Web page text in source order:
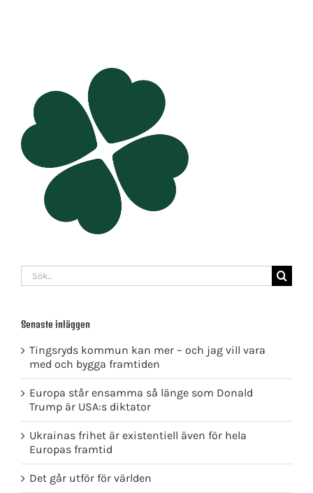
Sök
efter:
Senaste inläggen
Tingsryds kommun kan mer – och jag vill vara
med och bygga framtiden
Europa står ensamma så länge som Donald
Trump är USA:s diktator
Ukrainas frihet är existentiell även för hela
Europas framtid
Det går utför för världen